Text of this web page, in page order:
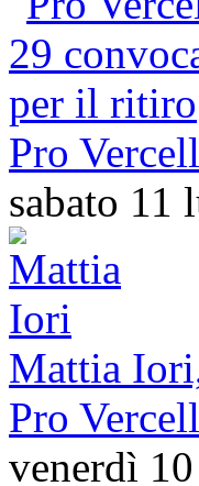
Pro
sabato 11
Mattia
Pro
venerdì